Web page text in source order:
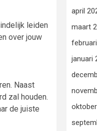
leiden
over jouw
Naast
zal houden.
de juiste
april
maart
januari